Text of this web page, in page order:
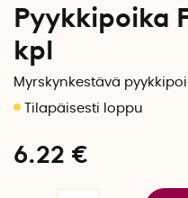
Pyykkipoika
kpl
Myrskynkestävä
6.22 €